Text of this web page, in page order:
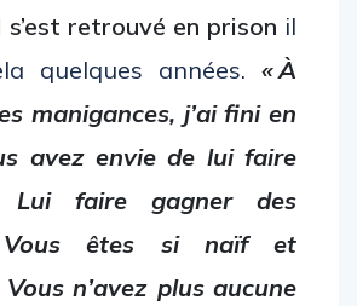
s’est retrouvé en prison il
quelques années. « À
manigances, j’ai fini en
avez envie de lui faire
Lui faire gagner des
Vous êtes si naïf et
Vous n’avez plus aucune